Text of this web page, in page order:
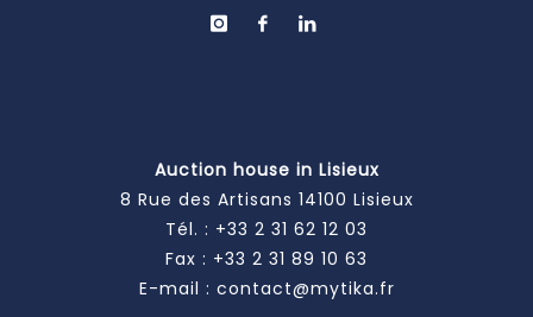
Auction house in Lisieux
8 Rue des Artisans 14100 Lisieux
Tél. : +33 2 31 62 12 03
Fax : +33 2 31 89 10 63
E-mail : contact@mytika.fr